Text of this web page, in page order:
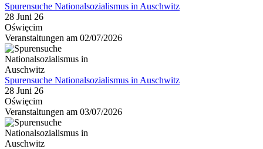
Spurensuche Nationalsozialismus in Auschwitz
28 Juni 26
Oświęcim
Veranstaltungen am 02/07/2026
Spurensuche Nationalsozialismus in Auschwitz
28 Juni 26
Oświęcim
Veranstaltungen am 03/07/2026